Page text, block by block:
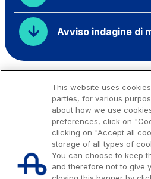
Avviso indagine di
This website uses
parties, for various
about how we use
preferences, click on
clicking on "Accept all
storage of all types of
You can choose to keep
and therefore not to give